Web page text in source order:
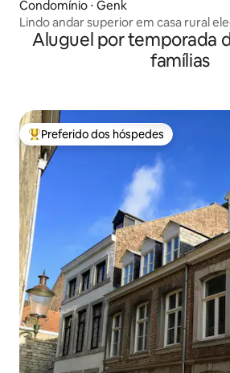
Condomínio ⋅ Genk
Lindo andar superior em casa rural
Aluguel por temporada
famílias
Entre os melhores preferidos dos
Preferido dos hóspedes